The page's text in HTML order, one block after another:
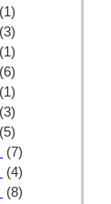
(1)
(3)
(1)
(6)
(1)
(3)
(5)
(7)
(4)
(8)